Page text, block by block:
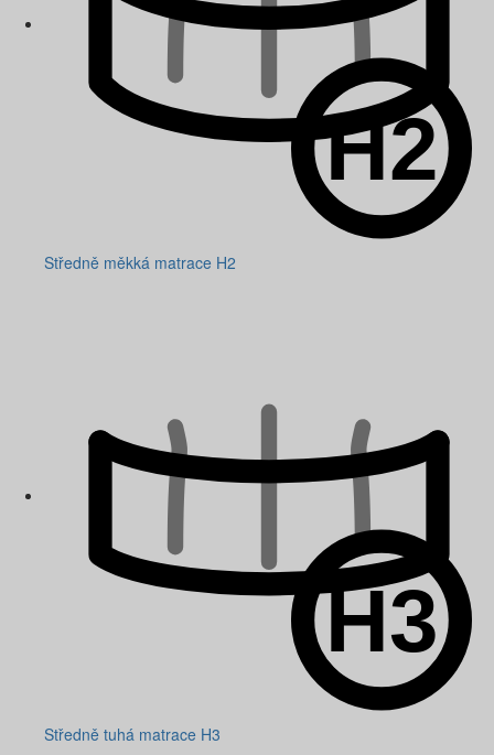
Středně měkká matrace H2
Středně tuhá matrace H3